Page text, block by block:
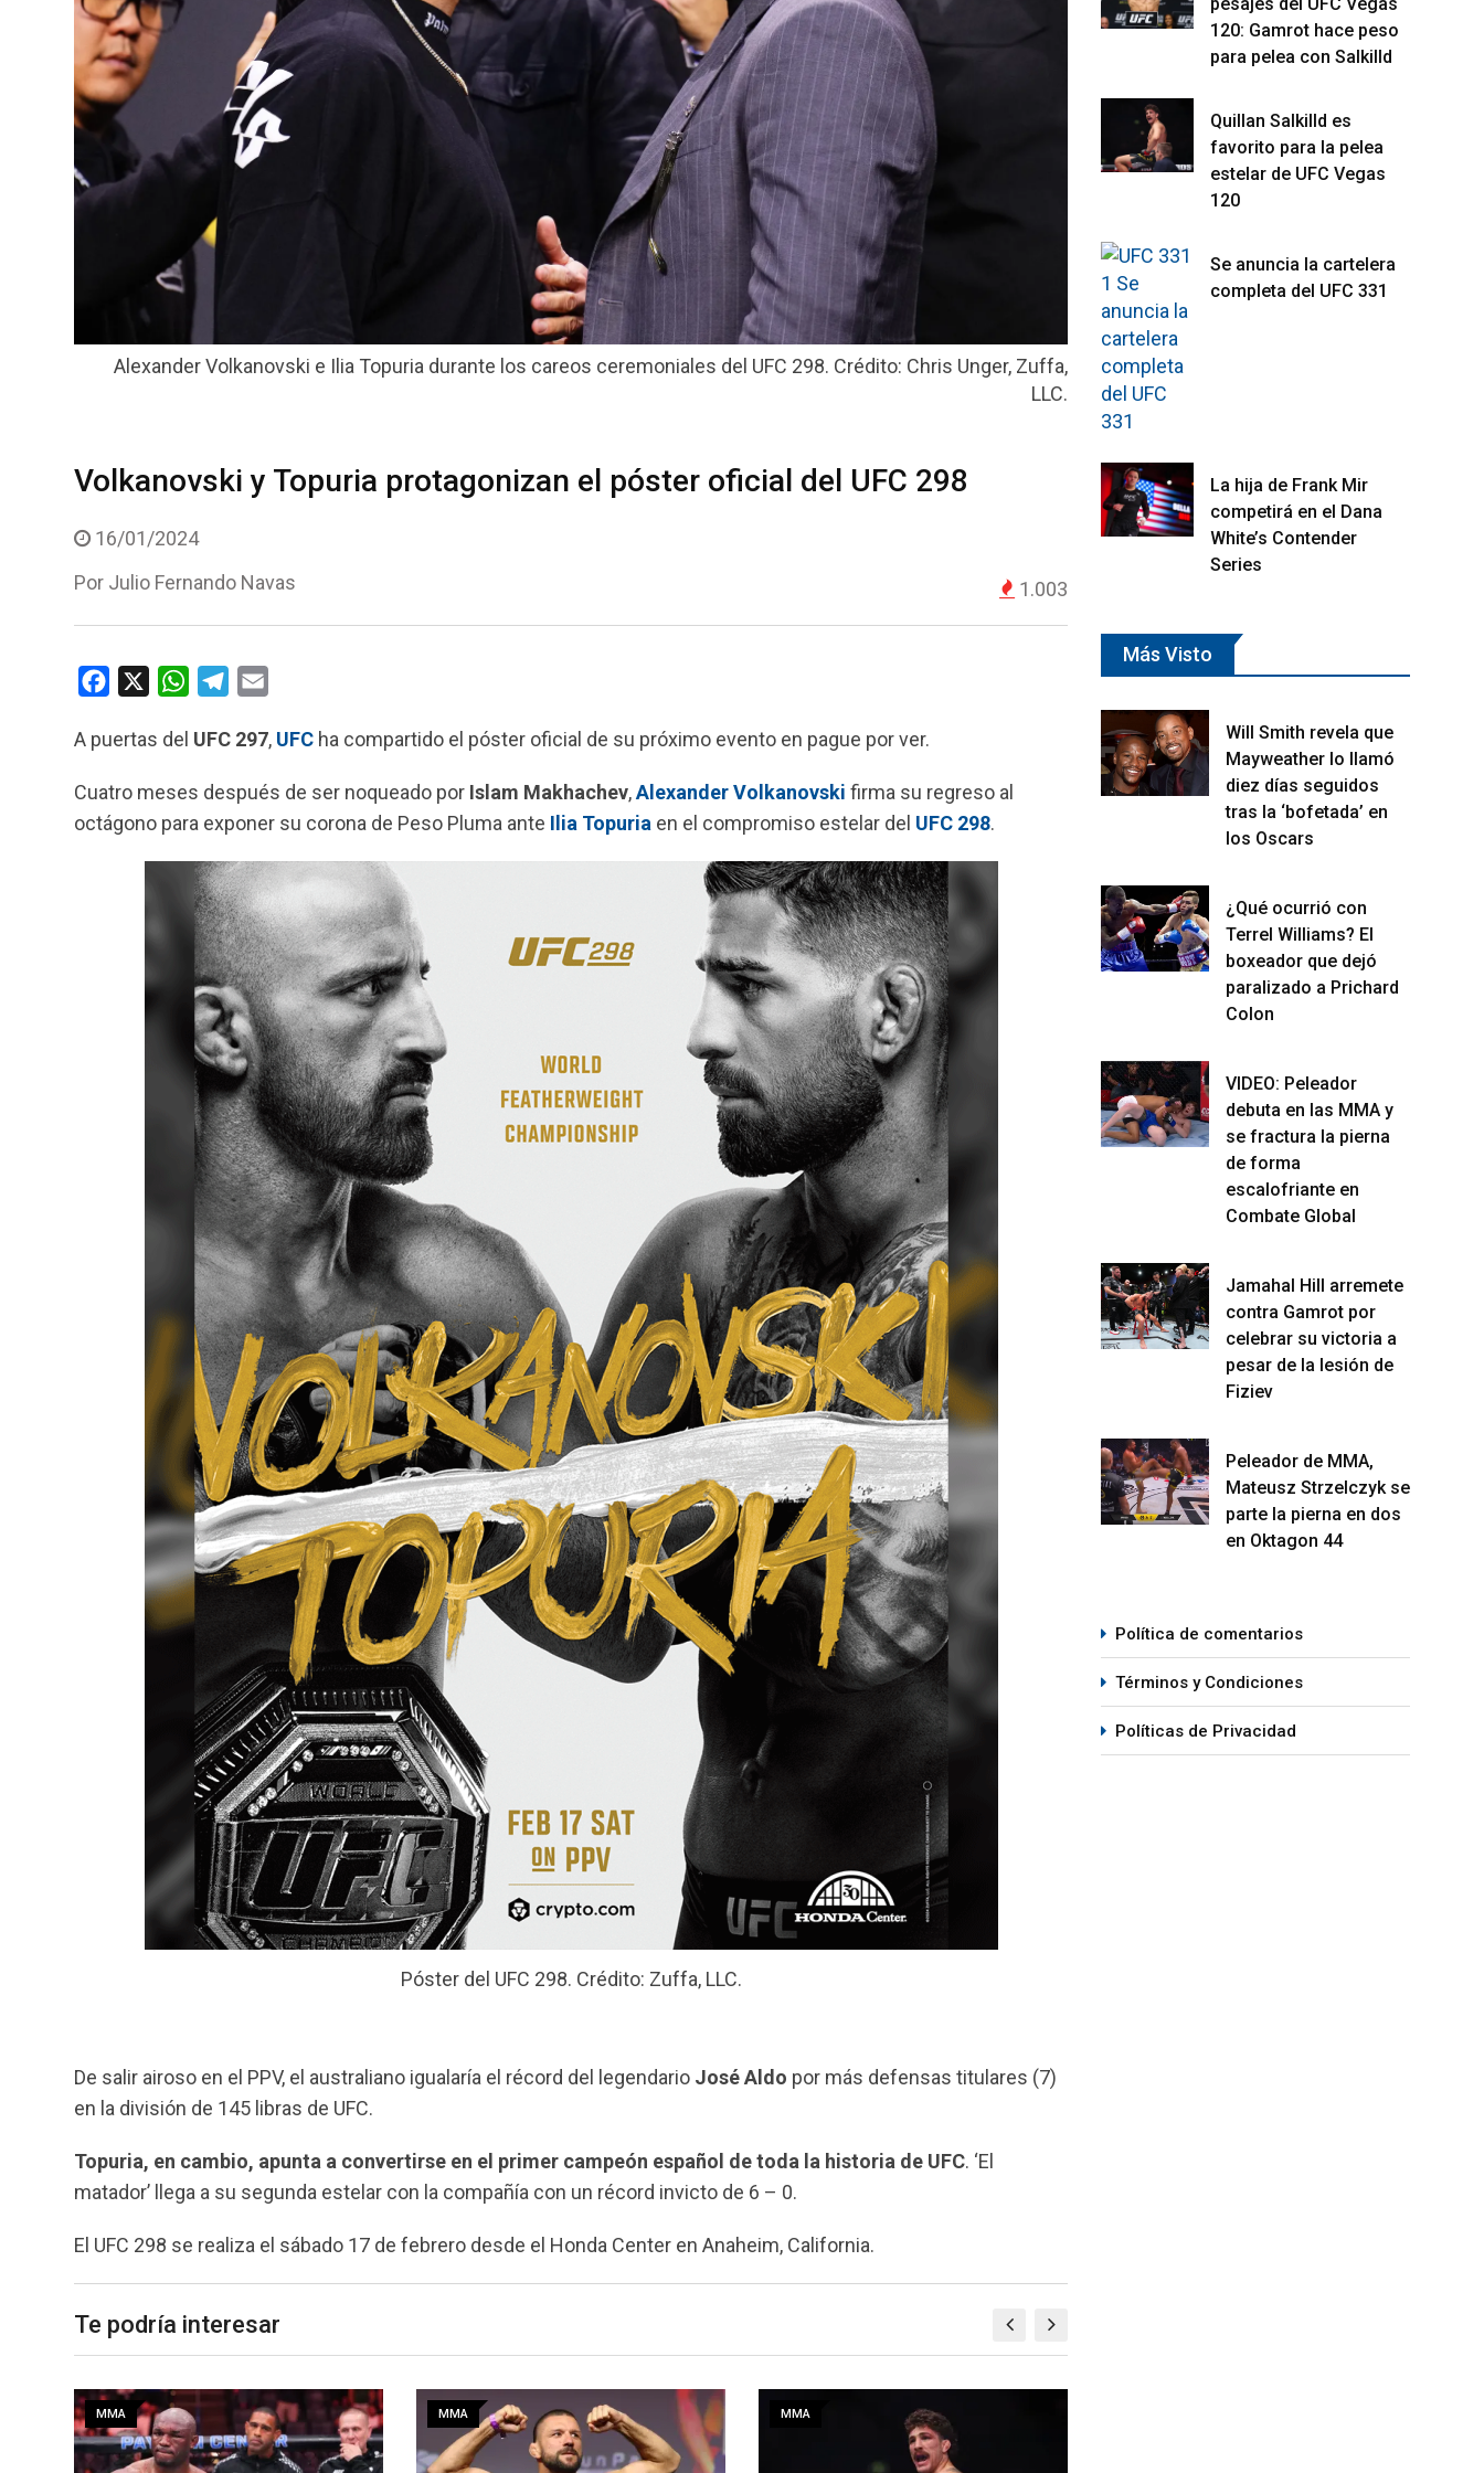
Alexander Volkanovski e Ilia Topuria durante los careos ceremoniales del UFC 298. Crédito: Chris Unger, Zuffa,
LLC.
Volkanovski y Topuria protagonizan el póster oficial del UFC 298
16/01/2024
Por Julio Fernando Navas 1.003
c
b
o
W
a
s
A
p
p
l
g
r
a
m
a
l
A puertas del UFC 297, UFC ha compartido el póster oficial de su próximo evento en pague por ver.
Cuatro meses después de ser noqueado por Islam Makhachev,Alexander Volkanovski firma su regreso al
octágono para exponer su corona de Peso Pluma ante Ilia Topuria en el compromiso estelar del UFC 298.
Póster del UFC 298. Crédito: Zuffa, LLC.
De salir airoso en el PPV, el australiano igualaría el récord del legendario José Aldo por más defensas titulares (7)
en la división de 145 libras de UFC.
Topuria, en cambio, apunta a convertirse en el primer campeón español de toda la historia de UFC. ‘El
matador’ llega a su segunda estelar con la compañía con un récord invicto de 6 – 0.
El UFC 298 se realiza el sábado 17 de febrero desde el Honda Center en Anaheim, California.
Te podría interesar
MMA MMA MMA
120: Gamrot hace peso
para pelea con Salkilld
Quillan Salkilld es
favorito para la pelea
estelar de UFC Vegas
120
Se anuncia la cartelera
completa del UFC 331
La hija de Frank Mir
competirá en el Dana
White’s Contender
Series
Más Visto
Will Smith revela que
Mayweather lo llamó
diez días seguidos
tras la ‘bofetada’ en
los Oscars
¿Qué ocurrió con
Terrel Williams? El
boxeador que dejó
paralizado a Prichard
Colon
VIDEO: Peleador
debuta en las MMA y
se fractura la pierna
de forma
escalofriante en
Combate Global
Jamahal Hill arremete
contra Gamrot por
celebrar su victoria a
pesar de la lesión de
Fiziev
Peleador de MMA,
Mateusz Strzelczyk se
parte la pierna en dos
en Oktagon 44
Política de comentarios
Términos y Condiciones
Políticas de Privacidad